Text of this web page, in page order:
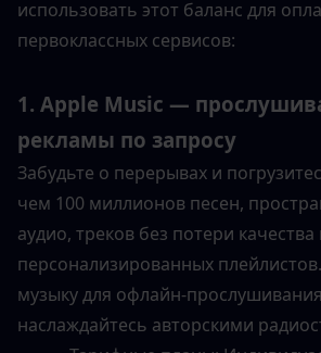
использовать этот баланс для
первоклассных сервисов:
1. Apple Music —
рекламы по запросу
Забудьте о перерывах и
чем 100 миллионов песен,
аудио, треков без потери качества
персонализированных
музыку для офлайн-
наслаждайтесь авторскими